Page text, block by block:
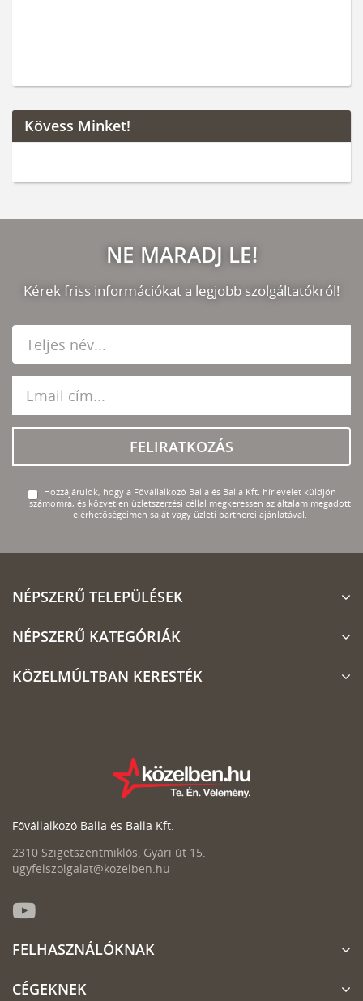
Kövess Minket!
NE MARADJ LE!
Kérek friss információkat a legjobb szolgáltatókról!
FELIRATKOZÁS
Hozzájárulok, hogy a Fővállalkozó Balla és Balla Kft. hírlevelet küldjön
számomra, és közvetlen üzletszerzési céllal megkeressen az általam megadott
elérhetőségeimen saját vagy üzleti partnerei ajánlatával.
NÉPSZERŰ TELEPÜLÉSEK
NÉPSZERŰ KATEGÓRIÁK
KÖZELMÚLTBAN KERESTÉK
Fővállalkozó Balla és Balla Kft.
2310 Szigetszentmiklós, Gyári út 15.
ugyfelszolgalat@kozelben.hu
FELHASZNÁLÓKNAK
CÉGEKNEK